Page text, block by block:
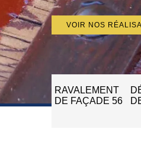
VOIR NOS
RAVALEMENT
DE FAÇADE 56